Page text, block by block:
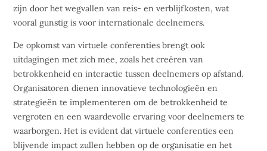
zijn door het wegvallen van reis- en verblijfkosten, wat
vooral gunstig is voor internationale deelnemers.
De opkomst van virtuele conferenties brengt ook
uitdagingen met zich mee, zoals het creëren van
betrokkenheid en interactie tussen deelnemers op afstand.
Organisatoren dienen innovatieve technologieën en
strategieën te implementeren om de betrokkenheid te
vergroten en een waardevolle ervaring voor deelnemers te
waarborgen. Het is evident dat virtuele conferenties een
blijvende impact zullen hebben op de organisatie en het